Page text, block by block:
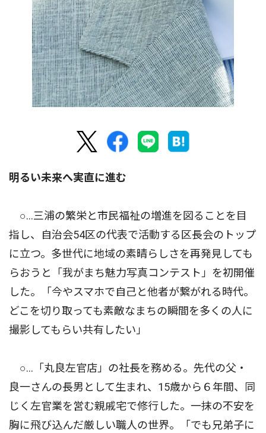
明るい未来へ実直に進む
○…三浦の繁栄と市民福祉の増進を図ることを目
指し、自治会54区の代表で活動する区長会のトップ
に立つ。多世代に地域の素晴らしさを再発見しても
らおうと「我がまち魅力写真コンテスト」を初開催
した。「今やスマホで自己と他者が繋がれる時代。
どこを切り取っても素敵なまちの瞬間を多くの人に
撮影してもらい共有したい」
○…「丸良左官店」の社長を務める。先代の父・
良一さんの長男として生まれ、15歳から６年間、同
じく左官業を営む親戚宅で修行した。一抹の不安を
胸に飛び込んだ厳しい職人の世界。「でも兄弟子に